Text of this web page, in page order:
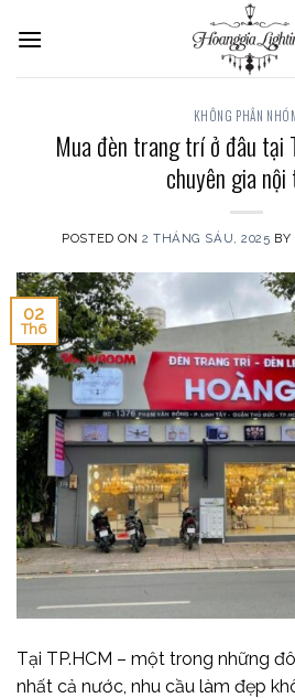
KHÔNG PHÂN
Mua đèn trang trí ở đâu tại
chuyên gia
POSTED ON 2 THÁNG SÁU, 2025 BY
02
Th6
Tại TP.HCM – một trong những
nhất cả nước, nhu cầu làm đẹp